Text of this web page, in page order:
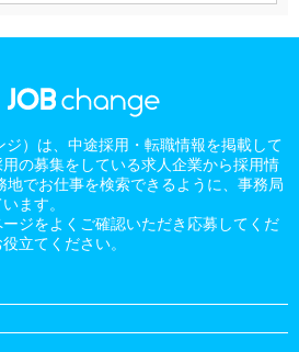
）は、中途採用・転職情報を掲載して
の募集をしている求人企業から採用情
地でお仕事を検索できるように、事務局
ます。
ジをよくご確認いただき応募してくだ
立てください。